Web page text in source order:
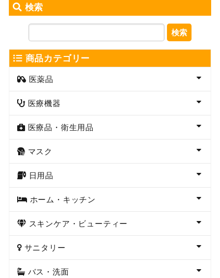
検索
検索
商品カテゴリー
医薬品
医療機器
医療品・衛生用品
マスク
日用品
ホーム・キッチン
スキンケア・ビューティー
サニタリー
バス・洗面